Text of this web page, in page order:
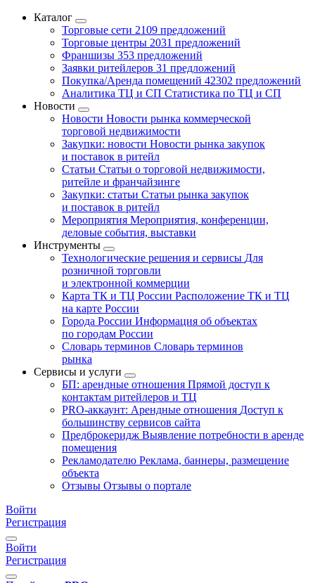
Каталог
Торговые сети 2109 предложений
Торговые центры 2031 предложений
Франшизы 353 предложений
Заявки ритейлеров 31 предложений
Покупка/Аренда помещений 42302 предложений
Аналитика ТЦ и СП Статистика по ТЦ и СП
Новости
Новости Новости рынка коммерческой
торговой недвижимости
Закупки: новости Новости рынка закупок
и поставок в ритейл
Статьи Статьи о торговой недвижимости,
ритейле и франчайзинге
Закупки: статьи Статьи рынка закупок
и поставок в ритейл
Мероприятия Мероприятия, конференции,
деловые события, выставки
Инструменты
Технологические решения и сервисы Для
розничной торговли
и электронной коммерции
Карта ТК и ТЦ России Расположение ТК и ТЦ
на карте России
Города России Информация об объектах
по городам России
Словарь терминов Словарь терминов
рынка
Сервисы и услуги
БП: арендные отношения Прямой доступ к
контактам ритейлеров и ТЦ
PRO-аккаунт: Арендные отношения Доступ к
большинству сервисов сайта
Предброкеридж Выявление потребности в аренде
помещения
Рекламодателю Реклама, баннеры, размещение
объекта
Отзывы Отзывы о портале
Войти
Регистрация
Войти
Регистрация